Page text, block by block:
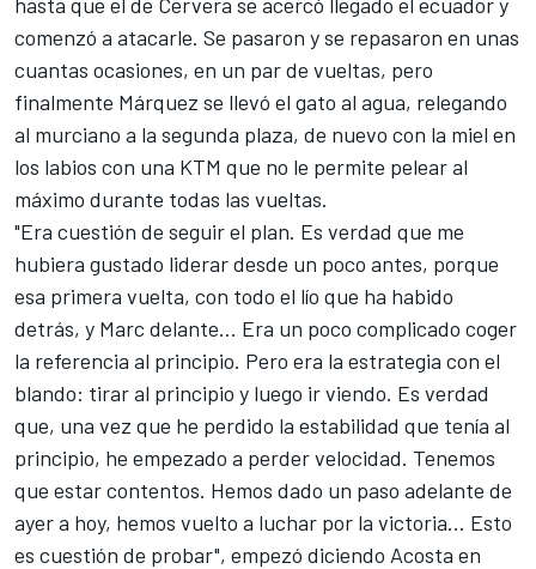
comenzó a atacarle. Se pasaron y se repasaron en unas
cuantas ocasiones, en un par de vueltas, pero
finalmente Márquez se llevó el gato al agua, relegando
al murciano a la segunda plaza, de nuevo con la miel en
los labios con una KTM que no le permite pelear al
máximo durante todas las vueltas.
"Era cuestión de seguir el plan. Es verdad que me
hubiera gustado liderar desde un poco antes, porque
esa primera vuelta, con todo el lío que ha habido
detrás, y Marc delante... Era un poco complicado coger
la referencia al principio. Pero era la estrategia con el
blando: tirar al principio y luego ir viendo. Es verdad
que, una vez que he perdido la estabilidad que tenía al
principio, he empezado a perder velocidad. Tenemos
que estar contentos. Hemos dado un paso adelante de
ayer a hoy, hemos vuelto a luchar por la victoria... Esto
es cuestión de probar", empezó diciendo Acosta en